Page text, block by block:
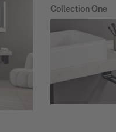
Collection One